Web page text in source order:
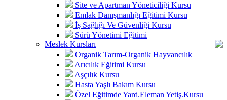
Site ve Apartman Yöneticiliği Kursu
Emlak Danışmanlığı Eğitimi Kursu
İş Sağlığı Ve Güvenliği Kursu
Sürü Yönetimi Eğitimi
Meslek Kursları
Organik Tarım-Organik Hayvancılık
Arıcılık Eğitimi Kursu
Aşçılık Kursu
Hasta Yaşlı Bakım Kursu
Özel Eğitimde Yard.Eleman Yetiş.Kursu